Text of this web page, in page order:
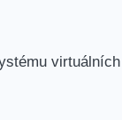
virtuálních